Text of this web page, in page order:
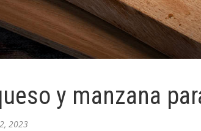
y manzana
2023